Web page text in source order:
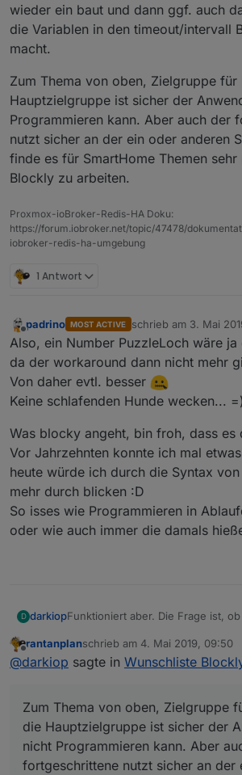
wieder ein baut und dann ggf. auch
die Variablen in den timeout/intervall
macht.
Zum Thema von oben, Zielgruppe
Hauptzielgruppe ist sicher der
Programmieren kann. Aber auch der
nutzt sicher an der ein oder anderen
finde es für SmartHome Themen
Blockly zu arbeiten.
Proxmox-ioBroker-Redis-HA Doku:
https://forum.iobroker.net/topic/47478/
iobroker-redis-ha-umgebung
1 Antwort
Offline
padrino MOST ACTIVE schrieb am 3. Mai
zuletzt editiert von
Also, ein Number PuzzleLoch wäre ja
da der workaround dann nicht mehr
Von daher evtl. besser
Keine schlafenden Hunde wecken... =)
Was blocky angeht, bin froh, dass es
Vor Jahrzehnten konnte ich mal
heute würde ich durch die Syntax
mehr durch blicken :D
So isses wie Programmieren in
oder wie auch immer die damals
D darkiopFunktioniert aber. Die Frage ist,
für die Variablen in den timeout/
einsetzbar macht.
Zum Thema von oben, Zielgruppe
Hauptzielgruppe ist sicher der
finde es für SmartHome Themen
Blockly zu arbeiten.
Offline
rantanplanschrieb am 4. Mai 2019, 09:50
zuletzt editiert von
@darkiop sagte in Wunschliste
Zum Thema von oben, Zielgruppe
die Hauptzielgruppe ist sicher der
nicht Programmieren kann. Aber
fortgeschrittene nutzt sicher an der